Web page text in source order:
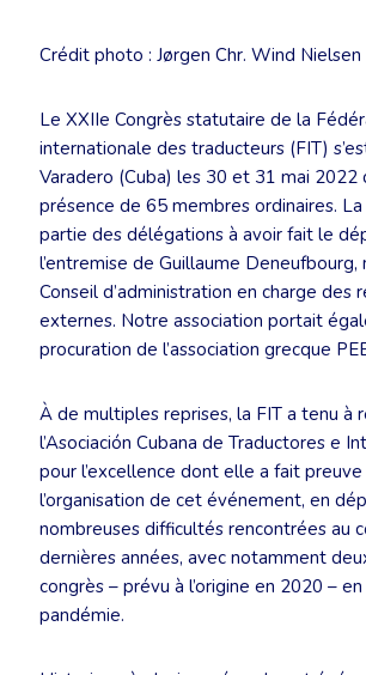
Crédit photo : Jørgen Chr. Wind Nielsen
Le XXIIe Congrès statutaire de la
internationale des traducteurs (FIT)
Varadero (Cuba) les 30 et 31 mai 2022
présence de 65 membres ordinaires.
partie des délégations à avoir fait le
l’entremise de Guillaume Deneufbourg,
Conseil d’administration en charge des
externes. Notre association portait
procuration de l’association grecque
À de multiples reprises, la FIT a tenu à
l’Asociación Cubana de Traductores e
pour l’excellence dont elle a fait preuve
l’organisation de cet événement, en
nombreuses difficultés rencontrées au
dernières années, avec notamment
congrès – prévu à l’origine en 2020 –
pandémie.